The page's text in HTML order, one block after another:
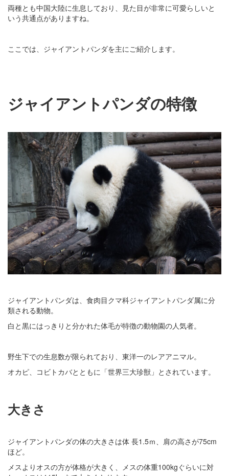
両種とも中国大陸に生息しており、見た目が非常に可愛らしいと
いう共通点がありますね。
ここでは、ジャイアントパンダを主にご紹介します。
ジャイアントパンダの特徴
ジャイアントパンダは、食肉目クマ科ジャイアントパンダ属に分
類される動物。
白と黒にはっきりと分かれた体毛が特徴の動物園の人気者。
野生下での生息数が限られており、東洋一のレアアニマル。
オカピ、コビトカバとともに「世界三大珍獣」とされています。
大きさ
ジャイアントパンダの体の大きさは体 長1.5ｍ、肩の高さが75cm
ほど。
メスよりオスの方が体格が大きく、メスの体重100kgぐらいに対